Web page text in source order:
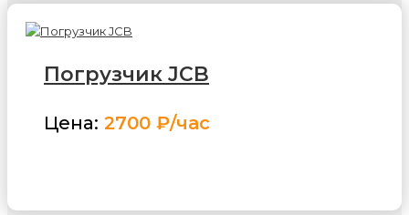
Погрузчик JCB
Цена: 2700 ₽/час